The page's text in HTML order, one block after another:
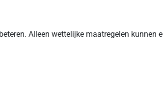
Alleen wettelijke maatregelen